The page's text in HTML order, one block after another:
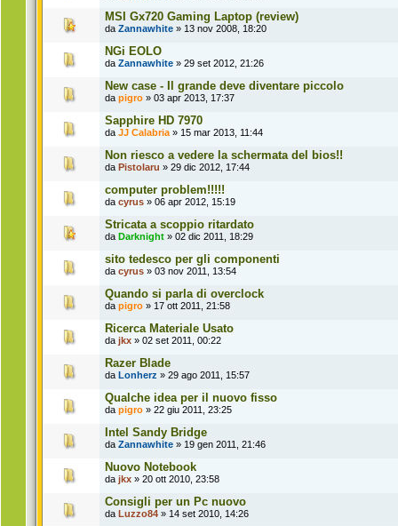
MSI Gx720 Gaming Laptop (review)
da Zannawhite » 13 nov 2008, 18:20
NGi EOLO
da Zannawhite » 29 set 2012, 21:26
New case - Il grande deve diventare piccolo
da pigro » 03 apr 2013, 17:37
Sapphire HD 7970
da JJ Calabria » 15 mar 2013, 11:44
Non riesco a vedere la schermata del bios!!
da Pistolaru » 29 dic 2012, 17:44
computer problem!!!!!
da cyrus » 06 apr 2012, 15:19
Stricata a scoppio ritardato
da Darknight » 02 dic 2011, 18:29
sito tedesco per gli componenti
da cyrus » 03 nov 2011, 13:54
Quando si parla di overclock
da pigro » 17 ott 2011, 21:58
Ricerca Materiale Usato
da jkx » 02 set 2011, 00:22
Razer Blade
da Lonherz » 29 ago 2011, 15:57
Qualche idea per il nuovo fisso
da pigro » 22 giu 2011, 23:25
Intel Sandy Bridge
da Zannawhite » 19 gen 2011, 21:46
Nuovo Notebook
da jkx » 20 ott 2010, 23:58
Consigli per un Pc nuovo
da Luzzo84 » 14 set 2010, 14:26